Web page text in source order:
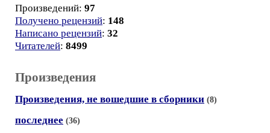
Произведений: 97
Получено рецензий: 148
Написано рецензий: 32
Читателей: 8499
Произведения
Произведения, не вошедшие в сборники (8)
последнее (36)